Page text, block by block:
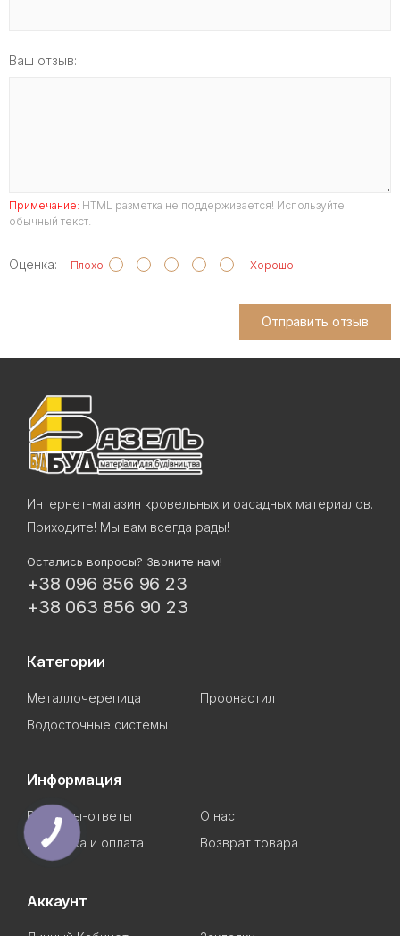
Ваш отзыв:
Примечание: HTML разметка не поддерживается! Используйте
обычный текст.
Оценка: Плохо Хорошо
Отправить отзыв
Интернет-магазин кровельных и фасадных материалов.
Приходите! Мы вам всегда рады!
Остались вопросы? Звоните нам!
+38 096 856 96 23
+38 063 856 90 23
Категории
Металлочерепица
Профнастил
Водосточные системы
Информация
Вопросы-ответы
О нас
Доставка и оплата
Возврат товара
Аккаунт